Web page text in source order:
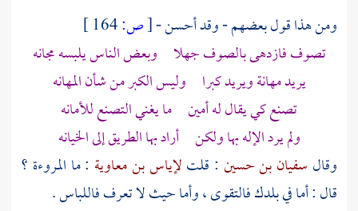
ومن هذا قول بعضهم - وقد أحسن -[ص:
تصوف فازدهى بالصوف جهلا وبعض الناس يلبسه مجانه
يريد مهانة ويريد كبرا وليس الكبر من شأن المهانه
تصنع كي يقال له أمين ما يغني التصنع للأمانه
ولم يرد الإله بها ولكن أراد بها الطريق إلى الخيانه
وقال سفيان بن حسين : قلتلإياس بن معاوية : ما المروءة ؟
قال : أما في بلدك فالتقوى ، وأما حيث لا تعرف فاللباس .